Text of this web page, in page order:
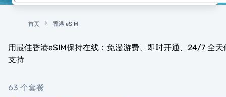
首页 香港 eSIM
用最佳香港eSIM保持在线：免漫游费、即时开通、24/7 全天
支持
63 个套餐